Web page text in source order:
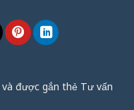
và được gắn thẻ Tư vấn